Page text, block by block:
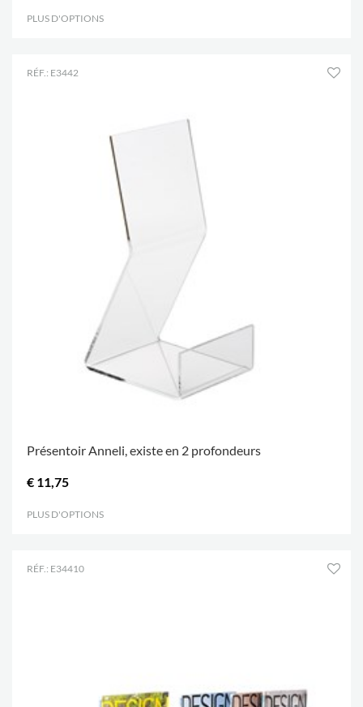
PLUS D'OPTIONS
RÉF.: E3442
Présentoir Anneli, existe en 2 profondeurs
€ 11,75
PLUS D'OPTIONS
RÉF.: E34410